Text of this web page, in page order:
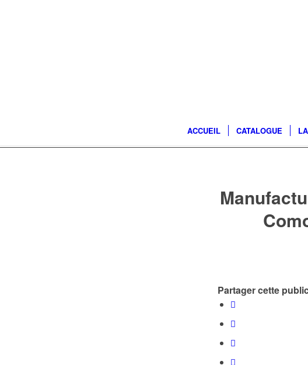
ACCUEIL CATALOGUE
Partager cette